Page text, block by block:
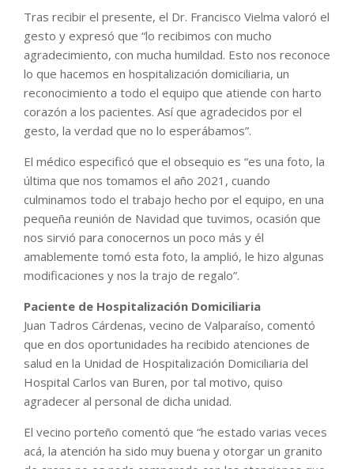
Tras recibir el presente, el Dr. Francisco Vielma valoró el
gesto y expresó que “lo recibimos con mucho
agradecimiento, con mucha humildad. Esto nos reconoce
lo que hacemos en hospitalización domiciliaria, un
reconocimiento a todo el equipo que atiende con harto
corazón a los pacientes. Así que agradecidos por el
gesto, la verdad que no lo esperábamos”.
El médico especificó que el obsequio es “es una foto, la
última que nos tomamos el año 2021, cuando
culminamos todo el trabajo hecho por el equipo, en una
pequeña reunión de Navidad que tuvimos, ocasión que
nos sirvió para conocernos un poco más y él
amablemente tomó esta foto, la amplió, le hizo algunas
modificaciones y nos la trajo de regalo”.
Paciente de Hospitalización Domiciliaria
Juan Tadros Cárdenas, vecino de Valparaíso, comentó
que en dos oportunidades ha recibido atenciones de
salud en la Unidad de Hospitalización Domiciliaria del
Hospital Carlos van Buren, por tal motivo, quiso
agradecer al personal de dicha unidad.
El vecino porteño comentó que “he estado varias veces
acá, la atención ha sido muy buena y otorgar un granito